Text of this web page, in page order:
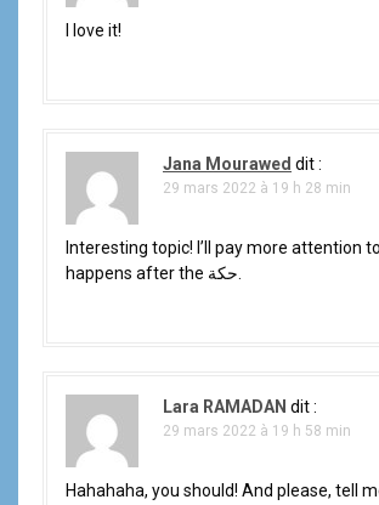
I love it!
Jana Mourawed dit :
29 mars 2022 à 19 h 28 min
Interesting topic! I’ll pay more attention
happens after the حكة.
Lara RAMADAN dit :
29 mars 2022 à 19 h 58 min
Hahahaha, you should! And please, tell